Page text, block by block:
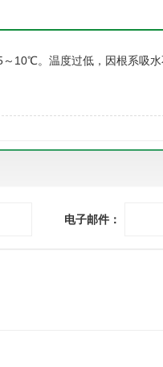
10℃。温度过低，因根系吸
电子邮件：